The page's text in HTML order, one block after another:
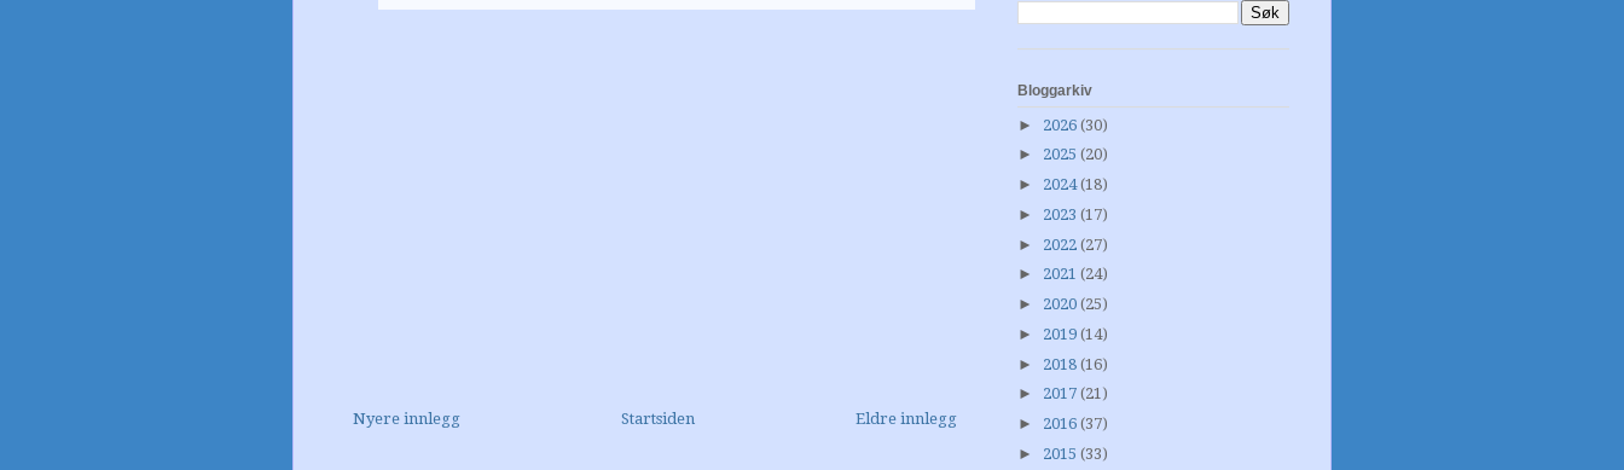
Nyere innlegg Eldre innlegg
Startsiden
Bloggarkiv
► 2026 (30)
► 2025 (20)
► 2024(18)
► 2023 (17)
► 2022 (27)
► 2021 (24)
► 2020 (25)
► 2019 (14)
► 2018 (16)
► 2017 (21)
► 2016 (37)
► 2015 (33)